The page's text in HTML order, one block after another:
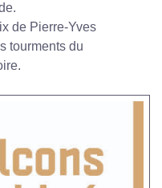
de Pierre-Yves
tourments du